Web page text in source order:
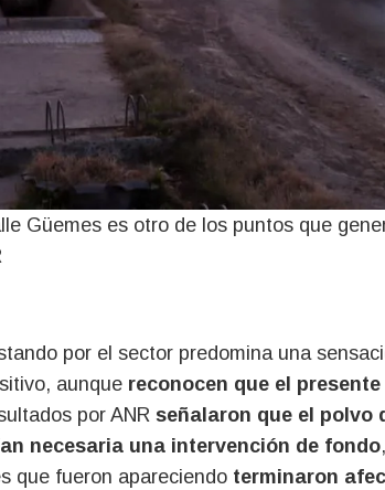
Güemes es otro de los puntos que
por el sector predomina una
aunque reconocen que el
por ANR señalaron que el polvo
necesaria una intervención de fondo
que fueron apareciendo terminaron